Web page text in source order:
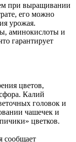
при выращивании
его можно
урожая.
аминокислоты и
гарантирует
цветов,
Калий
головок и
чашечек и
цветков.
сообщает